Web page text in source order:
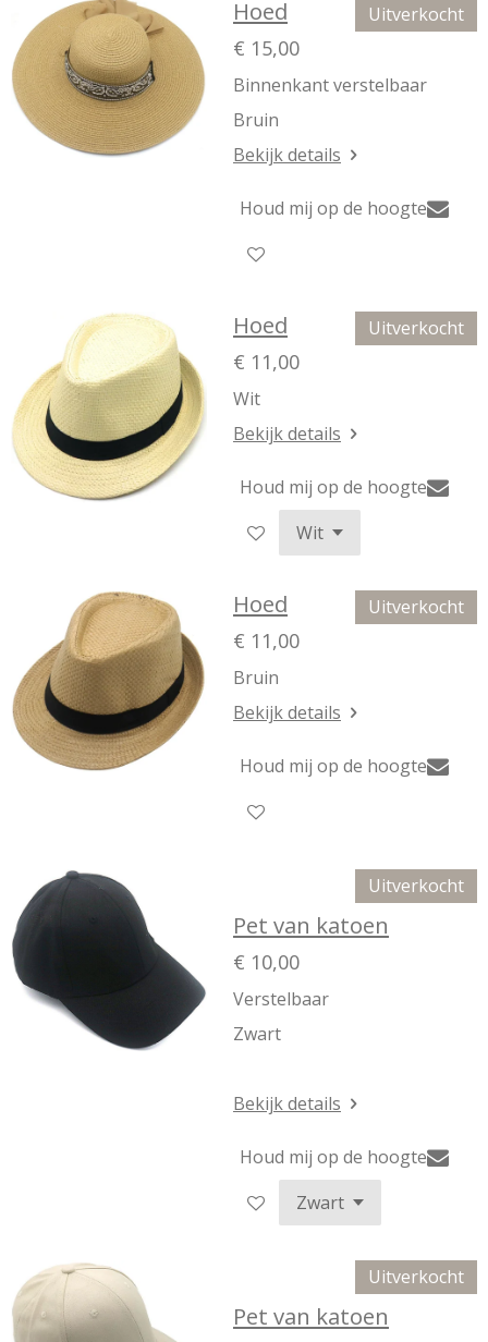
Uitverkocht
Hoed
€ 15,00
Binnenkant verstelbaar
Bruin
Bekijk details
Houd mij op de hoogte
Uitverkocht
Hoed
€ 11,00
Wit
Bekijk details
Houd mij op de hoogte
Uitverkocht
Hoed
€ 11,00
Bruin
Bekijk details
Houd mij op de hoogte
Uitverkocht
Pet van katoen
€ 10,00
Verstelbaar
Zwart
Bekijk details
Houd mij op de hoogte
Uitverkocht
Pet van katoen